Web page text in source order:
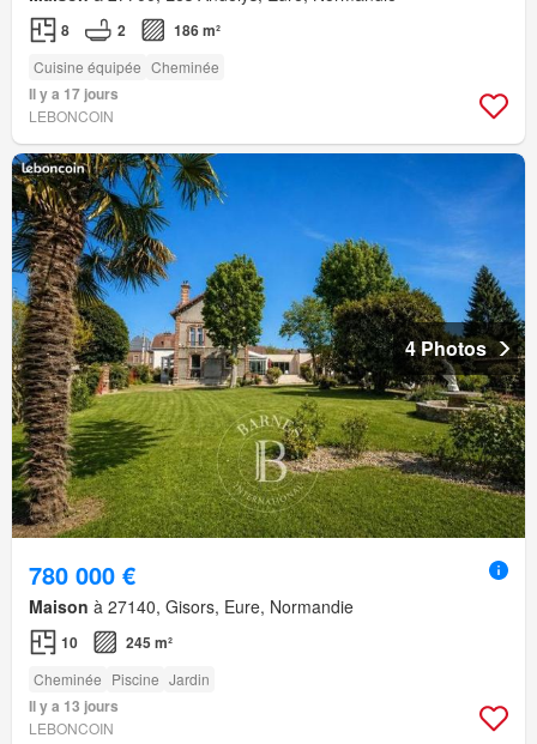
8 2 186 m²
Cuisine équipée Cheminée
Il y a 17 jours
LEBONCOIN
4 Photos
780 000 €
Maison à 27140, Gisors, Eure, Normandie
10 245 m²
Cheminée Piscine Jardin
Il y a 13 jours
LEBONCOIN